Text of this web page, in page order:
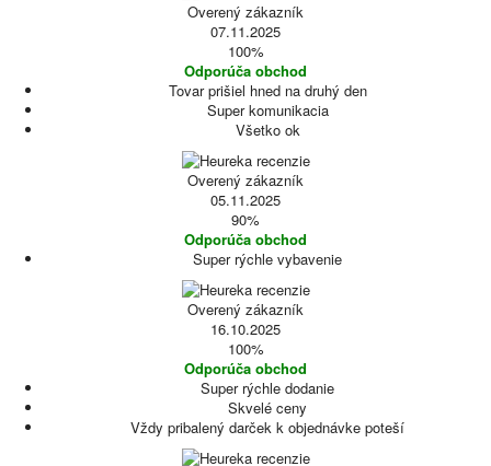
Overený zákazník
07.11.2025
100%
Odporúča obchod
Tovar prišiel hned na druhý den
Super komunikacia
Všetko ok
Overený zákazník
05.11.2025
90%
Odporúča obchod
Super rýchle vybavenie
Overený zákazník
16.10.2025
100%
Odporúča obchod
Super rýchle dodanie
Skvelé ceny
Vždy pribalený darček k objednávke poteší